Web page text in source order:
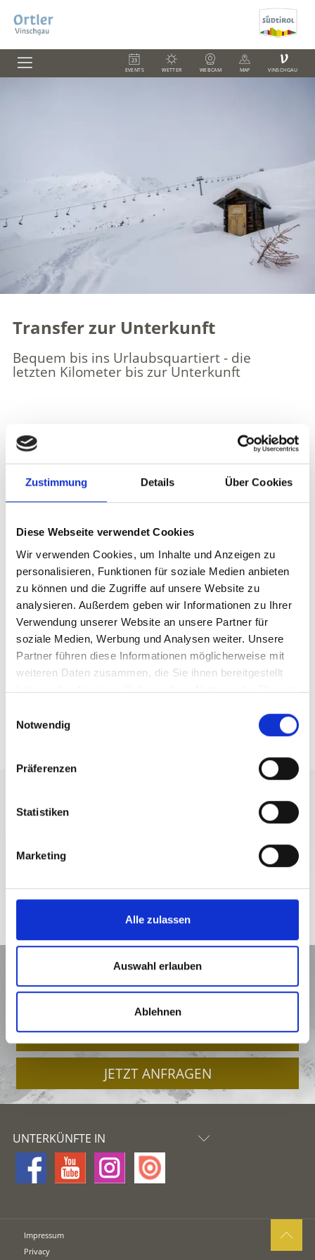
Zustimmung Details Über Cookies
Diese Webseite verwendet Cookies
Wir verwenden Cookies, um Inhalte und Anzeigen zu
personalisieren, Funktionen für soziale Medien anbieten
zu können und die Zugriffe auf unsere Website zu
analysieren. Außerdem geben wir Informationen zu Ihrer
Verwendung unserer Website an unsere Partner für
soziale Medien, Werbung und Analysen weiter. Unsere
Partner führen diese Informationen möglicherweise mit
weiteren Daten zusammen, die Sie ihnen bereitgestellt
haben oder die sie im Rahmen Ihrer Nutzung der Dienste
Notwendig
Präferenzen
Statistiken
Marketing
Alle zulassen
Auswahl erlauben
Ablehnen
EVENTS WETTER WEBCAM MAP
V
VINSCHGAU
Transfer zur Unterkunft
Bequem bis ins Urlaubsquartiert - die
letzten Kilometer bis zur Unterkunft
Weitere interessante Links
Interaktive Karte
URLAUB IM ORTLERGEBIET
ANGEBOTE
UNTERKÜNFTE
JETZT ANFRAGEN
UNTERKÜNFTE IN
Impressum
Privacy